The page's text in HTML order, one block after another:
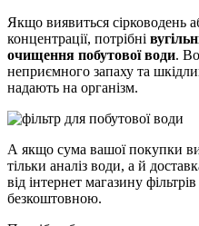
Якщо виявиться сірководень
концентрації, потрібні
очищення побутової води.
неприємного запаху та
надають на організм.
А якщо сума вашої покупки
тільки аналіз води, а й
від інтернет магазину
безкоштовною.